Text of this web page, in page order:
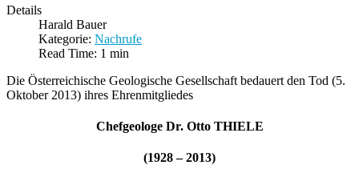
Details
Harald Bauer
Kategorie: Nachrufe
Read Time: 1 min
Die Österreichische Geologische Gesellschaft bedauert den Tod (5.
Oktober 2013) ihres Ehrenmitgliedes
Chefgeologe Dr. Otto THIELE
(1928 – 2013)